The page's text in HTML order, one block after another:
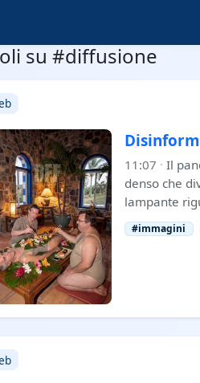
su #diffusione
11:07 · Il
denso che
lampante
#immagini